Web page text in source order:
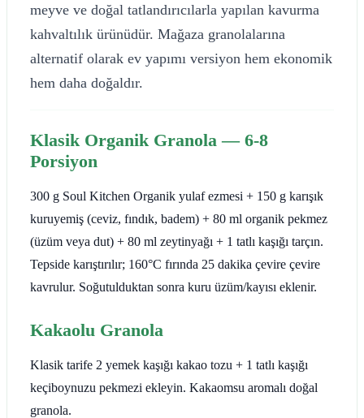
meyve ve doğal tatlandırıcılarla yapılan kavurma
kahvaltılık ürünüdür. Mağaza granolalarına
alternatif olarak ev yapımı versiyon hem ekonomik
hem daha doğaldır.
Klasik Organik Granola — 6-8
Porsiyon
300 g Soul Kitchen Organik yulaf ezmesi + 150 g karışık
kuruyemiş (ceviz, fındık, badem) + 80 ml organik pekmez
(üzüm veya dut) + 80 ml zeytinyağı + 1 tatlı kaşığı tarçın.
Tepside karıştırılır; 160°C fırında 25 dakika çevire çevire
kavrulur. Soğutulduktan sonra kuru üzüm/kayısı eklenir.
Kakaolu Granola
Klasik tarife 2 yemek kaşığı kakao tozu + 1 tatlı kaşığı
keçiboynuzu pekmezi ekleyin. Kakaomsu aromalı doğal
granola.